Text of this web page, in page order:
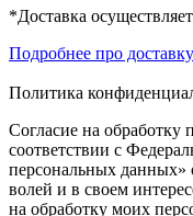
*Доставка
Подробнее про доставку
Политика
Согласие на
соответствии с
персональных данных»
волей и в своем
на обработку моих